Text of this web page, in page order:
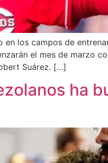
los campos de
el mes de marzo
Suárez. […]
ha